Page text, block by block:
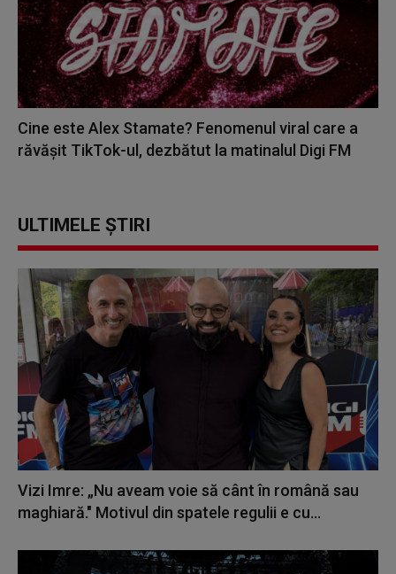
Cine este Alex Stamate? Fenomenul viral care a
răvășit TikTok-ul, dezbătut la matinalul Digi FM
ULTIMELE ȘTIRI
Vizi Imre: „Nu aveam voie să cânt în română sau
maghiară." Motivul din spatele regulii e cu...